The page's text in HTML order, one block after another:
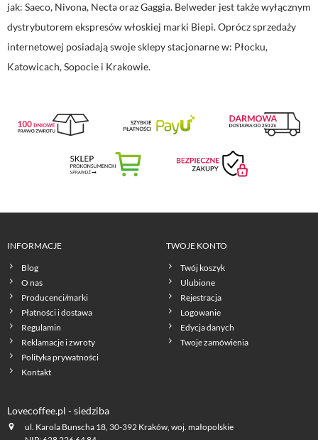
jak: Saeco, Nivona, Necta oraz Gaggia. Belweder jest także wyłącznym
dystrybutorem ekspresów włoskiej marki Biepi. Oprócz sprzedaży
internetowej posiadają swoje sklepy stacjonarne w: Płocku,
Katowicach, Sopocie i Krakowie.
INFORMACJE
Blog
O nas
Producenci/marki
Płatności i dostawa
Regulamin
Reklamacje i zwroty
Polityka prywatności
Kontakt
TWOJE KONTO
Twój koszyk
Ulubione
Rejestracja
Logowanie
Edycja danych
Twoje zamówienia
Lovecoffee.pl - siedziba
ul. Karola Bunscha 18, 30-392 Kraków, woj. małopolskie